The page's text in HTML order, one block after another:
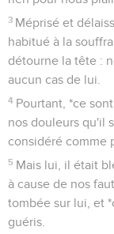
3 Méprisé et
habitué à la
détourne la tête :
aucun cas de lui.
4 Pourtant, *ce
nos douleurs qu'il
considéré comme
5 Mais lui, il était
à cause de nos
tombée sur lui, et
guéris.